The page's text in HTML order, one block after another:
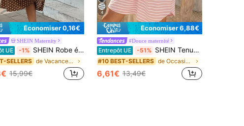
Économiser 0,16€
SHEIN Maternity
UE -1% SHEIN Robe élégante à manches courtes avec design torsadé et motif à pois pour femmes enceintes
SELLERS de Vacances Robes de maternité
15,99€
4
Économiser 6,88€
#Douce maternité
Entrepôt UE -51% SHEIN Tenue d'été Robe rayée rose de base pour femmes enceintes Robe de maternité décontractée Robe de maternité Robe de maternité Robe de grossesse décontractée Robe de maternité rayée Robe de maternité d'été Robe de maternité décontractée Vêtements de grossesse Robes Robe d'été de maternité Vêtements de maternité Vêtements pour femmes Robes décontractées pour femmes Robes d'été décontractées pour femmes Robe de maternité confortable Vêtements de maternité Vêtements de grossesse pour femmes Robes décontractées de maternité Robes décontractées pour femmes Robe Zanzea pour femmes Robes de travail pour femmes Vêtements grands pour femmes Code de réduction pour les robes pour femmes Vêtements pour dames Robes décontractées pour femmes Tenues d'été pour femmes Ensembles d'été pour femmes Robes d'été décontractées pour femmes Tenue décontractée pour femmes Vêtements pour femmes Vêtements de maternité
#10 BEST-SELLERS de Occasionnel Robes de maternité
6,61€ 13,49€